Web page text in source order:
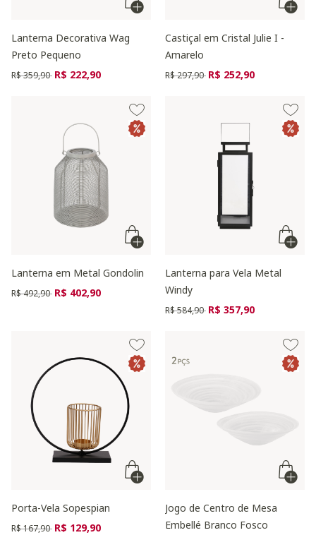
Lanterna Decorativa Wag
Preto Pequeno
Preço reduzido de
R$ 359,90 para
R$ 222,90
Castiçal em Cristal Julie I -
Amarelo
Preço reduzido de
R$ 297,90 para
R$ 252,90
Lanterna em Metal Gondolin
Preço reduzido de
R$ 492,90 para
R$ 402,90
Lanterna para Vela Metal
Windy
Preço reduzido de
R$ 584,90 para
R$ 357,90
Porta-Vela Sopespian
Preço reduzido de
R$ 167,90 para
R$ 129,90
Jogo de Centro de Mesa
Embellé Branco Fosco